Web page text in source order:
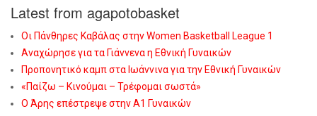
Latest from agapotobasket
Οι Πάνθηρες Καβάλας στην Women Basketball League 1
Αναχώρησε για τα Γιάννενα η Εθνική Γυναικών
Προπονητικό καμπ στα Ιωάννινα για την Εθνική Γυναικών
«Παίζω – Κινούμαι – Τρέφομαι σωστά»
Ο Άρης επέστρεψε στην Α1 Γυναικών